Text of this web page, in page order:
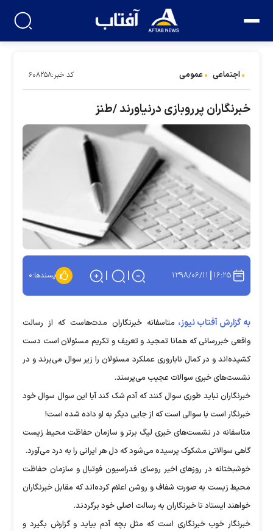
اجتماعی عمومی کد خبر:۶۰۸۲۵۸
خبرنگاران پرروبازی درنیاورند /طنز
۱۶:۲۵ ۱۳۹۸/۰۶/۱۱ پسندها:۰
به گزارش آفتاب نیوز، متاسفانه خبرنگاران مدت‌هاست که از رسالت
واقعی خبررسانی که همانا تمجید و تعریف و تکریم مسئولان است دست
کشیده‌اند و در کمال ناباروری عملکرد مسئولان را زیر سوال می‌برند و در
نشست‌های خبری سوالات عجیب می‌پرسند.
خبرنگاران نباید طوری سوال کنند که آدم شک کند آیا این سوال سوال خود
خبرنگار است یا سوالی است که از جایی دیگر به او داده شده است!
متاسفانه در نشست‌های خبری لیگ برتر و سازمان حفاظت محیط زیست
گاهی سوالاتی مشکوک پرسیده می‌شود که دل هر ایرانی را به درد می‌آورد.
خوشبختانه در روزهای اخیر روسای فدراسیون فوتبال و سازمان‌ حفاظت
محیط زیست به صورت شفاف و روشن اعلام کرده‌اند که مقابل خبرنگاران
خواهند ایستاد تا خبرنگاران به رسالت اصلی خود برگردند.
خبرنگار خوب خبرنگاری است که مثل بچه آدم بیاید و گزارش بگیرد و